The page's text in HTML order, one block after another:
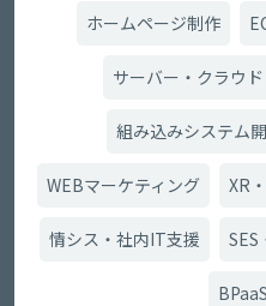
ホームページ制作
サーバー・クラウド
組み込みシステム
WEBマーケティング XR
情シス・社内IT支援 SES